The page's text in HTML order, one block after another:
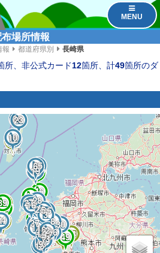
MENU
場所情報
報 都道府県別 長崎県
所、非公式カード12箇所、計49箇所のダ
73
72
71
70
69
68
67
66
64
63
57
56
55
54
53
52
51
49
47
46
44
41
38
37
36
35
33
32
31
30
28
27
26
25
24
23
22
2120
19
1817
16
15
1413
12
11
10
9
8
7
6
5
4
3
2